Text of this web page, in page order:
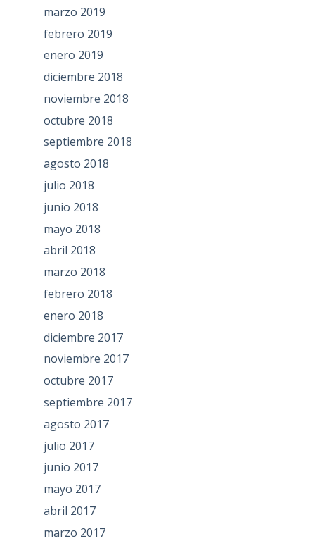
marzo 2019
febrero 2019
enero 2019
diciembre 2018
noviembre 2018
octubre 2018
septiembre 2018
agosto 2018
julio 2018
junio 2018
mayo 2018
abril 2018
marzo 2018
febrero 2018
enero 2018
diciembre 2017
noviembre 2017
octubre 2017
septiembre 2017
agosto 2017
julio 2017
junio 2017
mayo 2017
abril 2017
marzo 2017